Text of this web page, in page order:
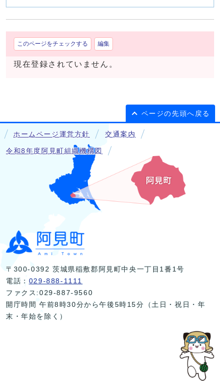
このページをチェックする 編集
現在登録されていません。
ページの先頭へ戻る
ホームページ運営方針 交通案内
令和8年度阿見町組織機構図
〒300-0392 茨城県稲敷郡阿見町中央一丁目1番1号
電話： 029-888-1111
ファクス:029-887-9560
開庁時間 午前8時30分から午後5時15分（土日・祝日・年
末・年始を除く）